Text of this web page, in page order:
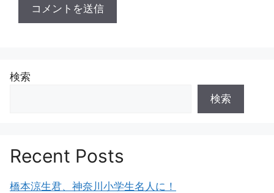
検索
検索
Recent Posts
橋本涼生君、神奈川小学生名人に！